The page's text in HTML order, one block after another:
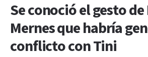
Se conoció el gesto
Mernes que habría
conflicto con Tini